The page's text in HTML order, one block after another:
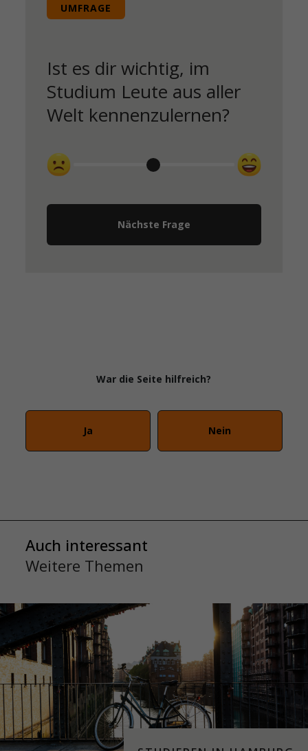
UMFRAGE
Ist es dir wichtig, im
Studium Leute aus aller
Welt kennenzulernen?
Nächste Frage
War die Seite hilfreich?
Ja Nein
Auch interessant
Weitere Themen